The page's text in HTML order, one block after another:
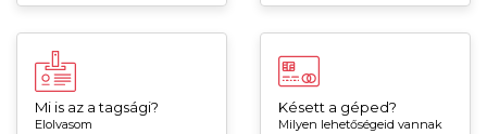
Mi is az a tagsági?
Elolvasom
Késett a géped?
Milyen lehetőségeid vannak